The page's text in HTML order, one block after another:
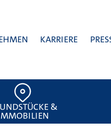
KARRIERE
&